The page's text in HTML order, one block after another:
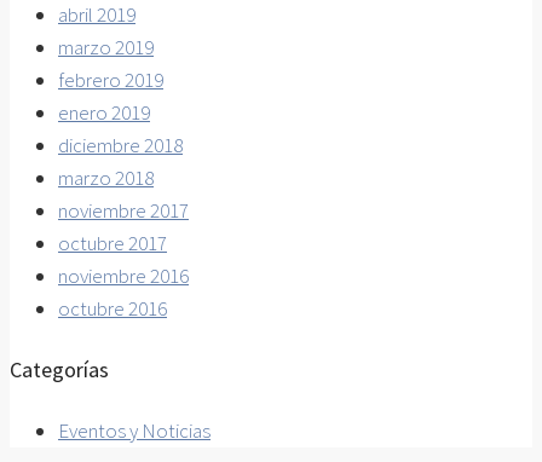
abril 2019
marzo 2019
febrero 2019
enero 2019
diciembre 2018
marzo 2018
noviembre 2017
octubre 2017
noviembre 2016
octubre 2016
Categorías
Eventos y Noticias